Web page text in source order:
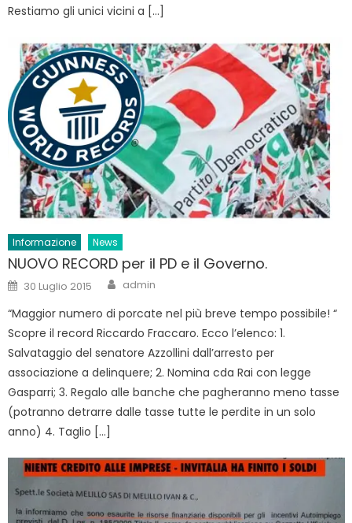
Restiamo gli unici vicini a […]
Informazione News
NUOVO RECORD per il PD e il Governo.
Posted
on
30 Luglio 2015 Author
admin
“Maggior numero di porcate nel più breve tempo possibile! “
Scopre il record Riccardo Fraccaro. Ecco l’elenco: 1.
Salvataggio del senatore Azzollini dall’arresto per
associazione a delinquere; 2. Nomina cda Rai con legge
Gasparri; 3. Regalo alle banche che pagheranno meno tasse
(potranno detrarre dalle tasse tutte le perdite in un solo
anno) 4. Taglio […]